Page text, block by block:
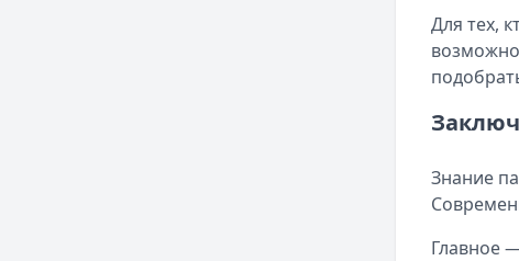
Для тех,
Знание
Главное